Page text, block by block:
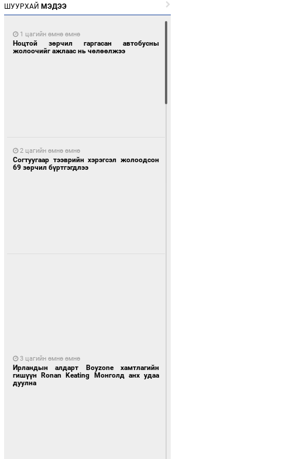
ШУУРХАЙ МЭДЭЭ
1 цагийн өмнө өмнө
Ноцтой зөрчил гаргасан автобусны
жолоочийг ажлаас нь чөлөөлжээ
2 цагийн өмнө өмнө
Согтуугаар тээврийн хэрэгсэл жолоодсон
69 зөрчил бүртгэгдлээ
3 цагийн өмнө өмнө
Ирландын алдарт Boyzone хамтлагийн
гишүүн Ronan Keating Монголд анх удаа
дуулна